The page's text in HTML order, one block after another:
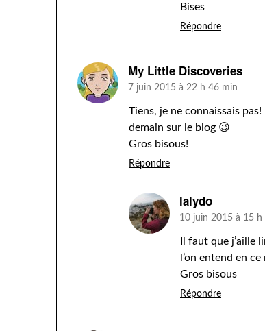
Bises
Répondre
My Little Discoveries
7 juin 2015 à 22 h 46 min
Tiens, je ne connaissais
demain sur le blog 😉
Gros bisous!
Répondre
lalydo
10 juin 2015 à 15 h
Il faut que j’aille
l’on entend en
Gros bisous
Répondre